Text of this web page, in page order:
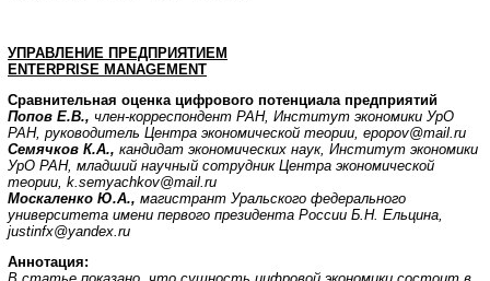
УПРАВЛЕНИЕ ПРЕДПРИЯТИЕМ
ENTERPRISE MANAGEMENT
Сравнительная оценка цифрового потенциала предприятий
Попов Е.В., член-корреспондент РАН, Институт экономики УрО
РАН, руководитель Центра экономической теории, epopov@mail.ru
Семячков К.А., кандидат экономических наук, Институт экономики
УрО РАН, младший научный сотрудник Центра экономической
теории, k.semyachkov@mail.ru
Москаленко Ю.А., магистрант Уральского федерального
университета имени первого президента России Б.Н. Ельцина,
justinfx@yandex.ru
Аннотация: